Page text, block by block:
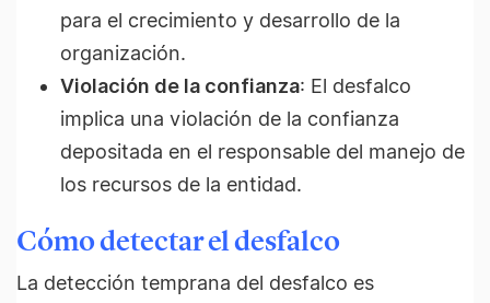
para el crecimiento y desarrollo de la
organización.
Violación de la confianza: El desfalco
implica una violación de la confianza
depositada en el responsable del manejo de
los recursos de la entidad.
Cómo detectar el desfalco
La detección temprana del desfalco es